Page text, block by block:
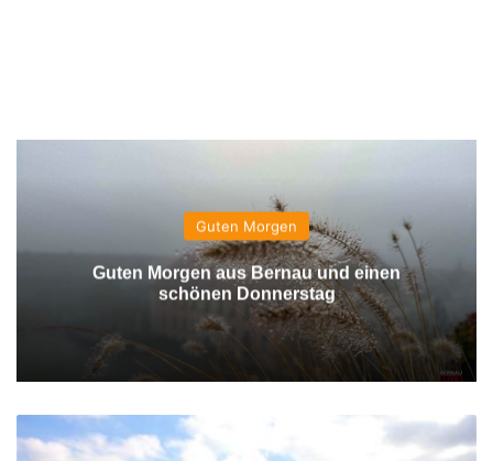
Guten Morgen
Guten Morgen aus Bernau und einen
schönen Donnerstag